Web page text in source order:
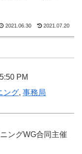
2021.06.30 2021.07.20
5:50 PM
ング,事務局
ングWG合同主催